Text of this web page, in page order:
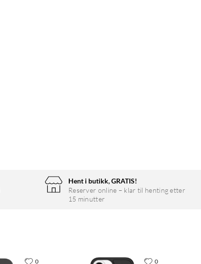
Hent i butikk, GRATIS!
Reserver online – klar til henting etter
15 minutter
0 0